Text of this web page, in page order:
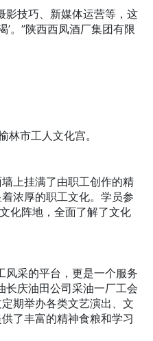
技巧、新媒体运营等，这
’。”陕西西凤酒厂集团有限
市工人文化宫。
上挂满了由职工创作的精
浓厚的职工文化。学员参
化阵地，全面了解了文化
采的平台，更是一个服务
长庆油田公司采油一厂工会
期举办各类文艺演出、文
了丰富的精神食粮和学习